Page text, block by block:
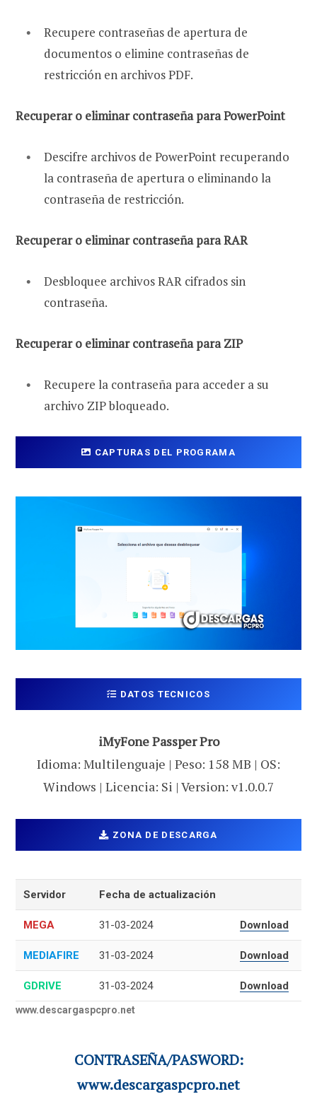
Recupere contraseñas de apertura de
documentos o elimine contraseñas de
restricción en archivos PDF.
Recuperar o eliminar contraseña para PowerPoint
Descifre archivos de PowerPoint recuperando
la contraseña de apertura o eliminando la
contraseña de restricción.
Recuperar o eliminar contraseña para RAR
Desbloquee archivos RAR cifrados sin
contraseña.
Recuperar o eliminar contraseña para ZIP
Recupere la contraseña para acceder a su
archivo ZIP bloqueado.
CAPTURAS DEL PROGRAMA
DATOS TECNICOS
iMyFone Passper Pro
Idioma: Multilenguaje | Peso: 158 MB | OS:
Windows | Licencia: Si | Version: v1.0.0.7
ZONA DE DESCARGA
Servidor Fecha de actualización
MEGA 31-03-2024 Download
MEDIAFIRE 31-03-2024 Download
GDRIVE 31-03-2024 Download
www.descargaspcpro.net
CONTRASEÑA/PASWORD:
www.descargaspcpro.net